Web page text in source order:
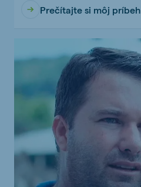
Prečítajte si môj príbeh